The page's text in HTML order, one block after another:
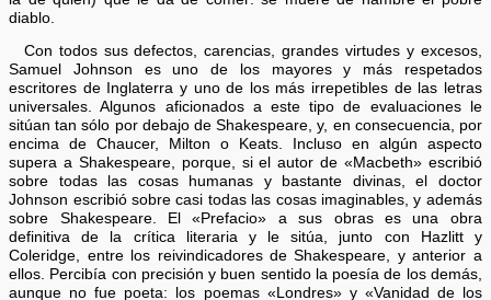
diablo.
Con todos sus defectos, carencias, grandes virtudes y excesos,
Samuel Johnson es uno de los mayores y más respetados
escritores de Inglaterra y uno de los más irrepetibles de las letras
universales. Algunos aficionados a este tipo de evaluaciones le
sitúan tan sólo por debajo de Shakespeare, y, en consecuencia, por
encima de Chaucer, Milton o Keats. Incluso en algún aspecto
supera a Shakespeare, porque, si el autor de «Macbeth» escribió
sobre todas las cosas humanas y bastante divinas, el doctor
Johnson escribió sobre casi todas las cosas imaginables, y además
sobre Shakespeare. El «Prefacio» a sus obras es una obra
definitiva de la crítica literaria y le sitúa, junto con Hazlitt y
Coleridge, entre los reivindicadores de Shakespeare, y anterior a
ellos. Percibía con precisión y buen sentido la poesía de los demás,
aunque no fue poeta: los poemas «Londres» y «Vanidad de los